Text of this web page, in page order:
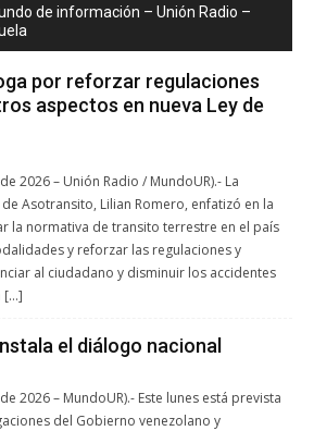
de información – Unión Radio –
por reforzar regulaciones
aspectos en nueva Ley de
2026 – Unión Radio / MundoUR).- La
Asotransito, Lilian Romero, enfatizó en la
la normativa de transito terrestre en el país
y reforzar las regulaciones y
al ciudadano y disminuir los accidentes
[…]
el diálogo nacional
2026 – MundoUR).- Este lunes está prevista
del Gobierno venezolano y